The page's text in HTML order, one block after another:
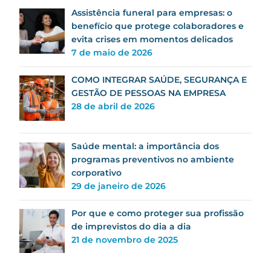
Assistência funeral para empresas: o
benefício que protege colaboradores e
evita crises em momentos delicados
7 de maio de 2026
COMO INTEGRAR SAÚDE, SEGURANÇA E
GESTÃO DE PESSOAS NA EMPRESA
28 de abril de 2026
Saúde mental: a importância dos
programas preventivos no ambiente
corporativo
29 de janeiro de 2026
Por que e como proteger sua profissão
de imprevistos do dia a dia
21 de novembro de 2025